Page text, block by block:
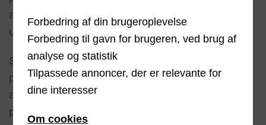
arbejder inden for det sociale område, enten som
udfører enheder eller myndig- hed
Supervision til forskellige socialfaglige
personalegrupper, som har det tilfælles, at de
arbejder med mennesker, der er skadede i deres
personlighedsudvikling
Forbedring af din brugeroplevelse
Forbedring til gavn for brugeren, ved brug af
analyse og statistik
Tilpassede annoncer, der er relevante for
dine interesser
Om cookies